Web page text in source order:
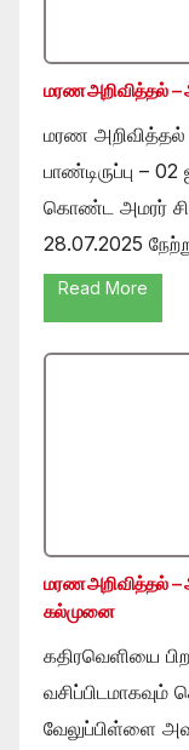
மரண அறிவித்தல் –
மரண அறிவித்தல்
பாண்டிருப்பு – 02
கொண்ட அமரர்
28.07.2025
Read More
மரண அறிவித்தல் –
கல்முனை
கதிரவெளியை
வேலுப்பிள்ளை